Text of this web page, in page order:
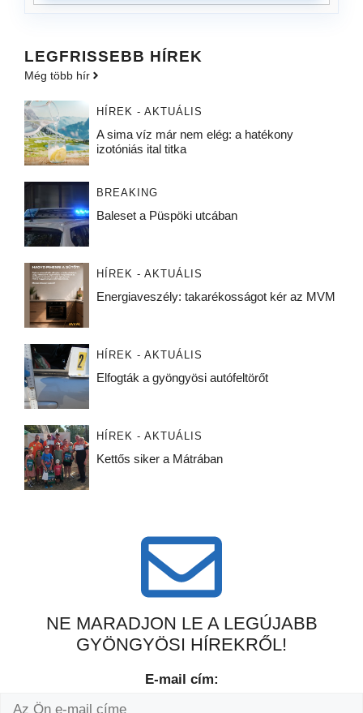
LEGFRISSEBB HÍREK
Még több hír
HÍREK - AKTUÁLIS
A sima víz már nem elég: a hatékony
izotóniás ital titka
BREAKING
Baleset a Püspöki utcában
HÍREK - AKTUÁLIS
Energiaveszély: takarékosságot kér az MVM
HÍREK - AKTUÁLIS
Elfogták a gyöngyösi autófeltörőt
HÍREK - AKTUÁLIS
Kettős siker a Mátrában
NE MARADJON LE A LEGÚJABB
GYÖNGYÖSI HÍREKRŐL!
E-mail cím: